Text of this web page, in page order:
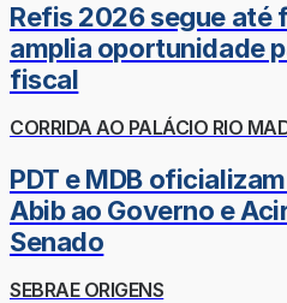
Refis 2026 segue até
amplia oportunidade
fiscal
CORRIDA AO PALÁCIO RIO
PDT e MDB
Abib ao Governo e
Senado
SEBRAE ORIGENS